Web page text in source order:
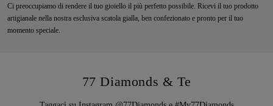
Ci preoccupiamo di rendere il tuo gioiello il più perfetto possibile. Ricevi il tuo prodotto
artigianale nella nostra esclusiva scatola gialla, ben confezionato e pronto per il tuo
momento speciale.
77 Diamonds & Te